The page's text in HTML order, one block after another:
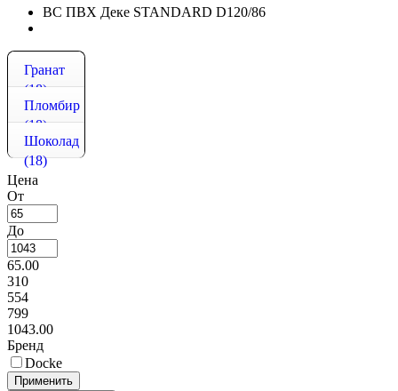
ВС ПВХ Деке STANDARD D120/86
Гранат
(18)
Пломбир
(18)
Шоколад
(18)
Цена
От
До
65.00
310
554
799
1043.00
Бренд
Docke